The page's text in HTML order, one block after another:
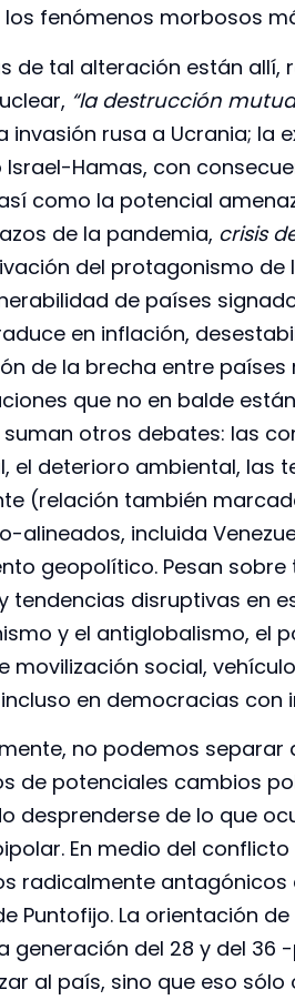
fenómenos morbosos
de tal alteración están
“la destrucción
invasión rusa a Ucrania; la
Hamas, con
como la potencial
de la pandemia, crisis
del protagonismo de
de países
en inflación,
de la brecha entre
que no en balde
suman otros debates: las
el deterioro ambiental, las
(relación también
alineados, incluida
geopolítico. Pesan
tendencias disruptivas en
y el antiglobalismo, el
movilización social,
en democracias con
no podemos
de potenciales cambios
desprenderse de lo que
En medio del
radicalmente antagónicos
Puntofijo. La orientación
generación del 28 y del
al país, sino que eso